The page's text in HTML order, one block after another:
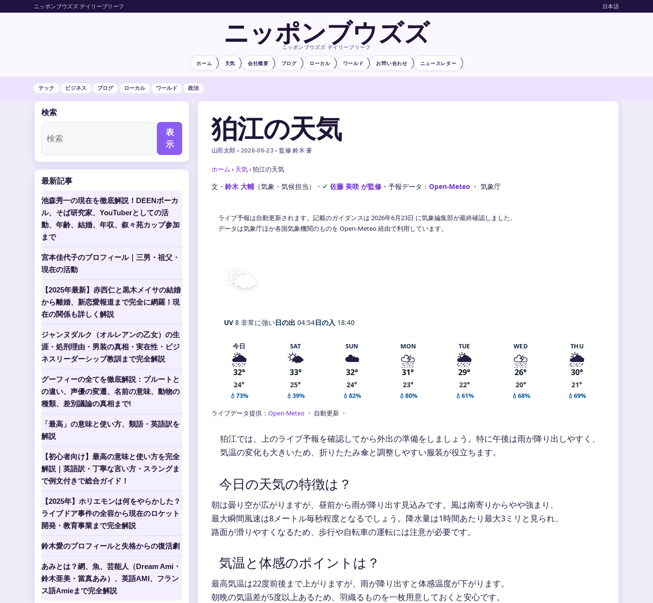
ニッポンブウズズ デイリーブリーフ 日本語
ニッポンブウズズ
ニッポンブウズズ デイリーブリーフ
ホーム 天気 会社概要 ブログ ローカル ワールド お問い合わせ ニュースレター
テック ビジネス ブログ ローカル ワールド 政治
狛江の天気
山田太郎 • 2026-06-23 • 監修 鈴木 蒼
ホーム › 天気›狛江の天気
文・ 鈴木 大輔 （気象・気候担当） ・ 佐藤 美咲 が監修 ・ 予報データ： Open-Meteo ・ 気象庁
ライブ予報は自動更新されます。記載のガイダンスは 2026年6月23日 に気象編集部が最終確認しました。
データは気象庁ほか各国気象機関のものを Open-Meteo 経由で利用しています。
🌤️
UV 8 非常に強い日の出 04:54日の入 18:40
今日
🌦️
32°
24°
💧73%
SAT
🌤️
33°
25°
💧39%
SUN
☁️
32°
24°
💧82%
MON
⛈️
31°
23°
💧80%
TUE
🌦️
29°
22°
💧61%
WED
⛈️
26°
20°
💧68%
THU
🌦️
30°
21°
💧69%
ライブデータ提供： Open-Meteo ・ 自動更新 ・
狛江では、上のライブ予報を確認してから外出の準備をしましょう。特に午後は雨が降り出しやすく、
気温の変化も大きいため、折りたたみ傘と調整しやすい服装が役立ちます。
今日の天気の特徴は？
朝は曇り空が広がりますが、昼前から雨が降り出す見込みです。風は南寄りからやや強まり、
最大瞬間風速は8メートル毎秒程度となるでしょう。降水量は1時間あたり最大3ミリと見られ、
路面が滑りやすくなるため、歩行や自転車の運転には注意が必要です。
気温と体感のポイントは？
最高気温は22度前後まで上がりますが、雨が降り出すと体感温度が下がります。
朝晩の気温差が5度以上あるため、羽織るものを一枚用意しておくと安心です。
検索
表
示
最新記事
池森秀一の現在を徹底解説！DEENボーカ
ル、そば研究家、YouTuberとしての活
動、年齢、結婚、年収、叙々苑カップ参加
まで
宮本佳代子のプロフィール｜三男・祖父・
現在の活動
【2025年最新】赤西仁と黒木メイサの結婚
から離婚、新恋愛報道まで完全に網羅！現
在の関係も詳しく解説
ジャンヌダルク（オルレアンの乙女）の生
涯・処刑理由・男装の真相・実在性・ビジ
ネスリーダーシップ教訓まで完全解説
グーフィーの全てを徹底解説：プルートと
の違い、声優の変遷、名前の意味、動物の
種類、差別議論の真相まで!
「最高」の意味と使い方、類語・英語訳を
解説
【初心者向け】最高の意味と使い方を完全
解説｜英語訳・丁寧な言い方・スラングま
で例文付きで総合ガイド！
【2025年】ホリエモンは何をやらかした？
ライブドア事件の全容から現在のロケット
開発・教育事業まで完全解説
鈴木愛のプロフィールと失格からの復活劇
あみとは？網、魚、芸能人（Dream Ami・
鈴木亜美・當真あみ）、英語AMI、フラン
ス語Amieまで完全解説